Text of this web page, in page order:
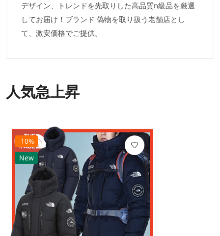
デザイン、トレンドを先取りした高品質n級品を厳選
してお届け！ブランド 偽物を取り扱う老舗店とし
て、激安価格でご提供。
人気急上昇
-10%
New